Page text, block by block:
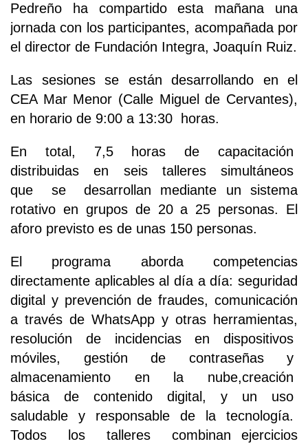
Pedreño ha compartido esta mañana una
jornada con los participantes, acompañada por
el director de Fundación Integra, Joaquín Ruiz.
Las sesiones se están desarrollando en el
CEA Mar Menor (Calle Miguel de Cervantes),
en horario de 9:00 a 13:30 horas.
En total, 7,5 horas de capacitación
distribuidas en seis talleres simultáneos
que se desarrollan mediante un sistema
rotativo en grupos de 20 a 25 personas. El
aforo previsto es de unas 150 personas.
El programa aborda competencias
directamente aplicables al día a día: seguridad
digital y prevención de fraudes, comunicación
a través de WhatsApp y otras herramientas,
resolución de incidencias en dispositivos
móviles, gestión de contraseñas y
almacenamiento en la nube,creación
básica de contenido digital, y un uso
saludable y responsable de la tecnología.
Todos los talleres combinan ejercicios